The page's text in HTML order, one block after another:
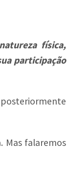
física,
participação
Mas falaremos